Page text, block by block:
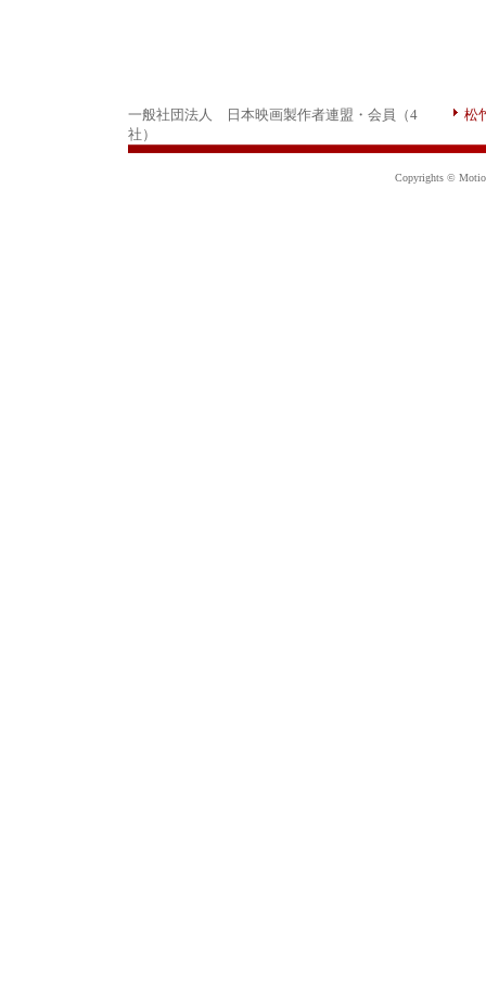
一般社団法人 日本映画製作者連盟・会員（4
社）
松
Copyrights ©